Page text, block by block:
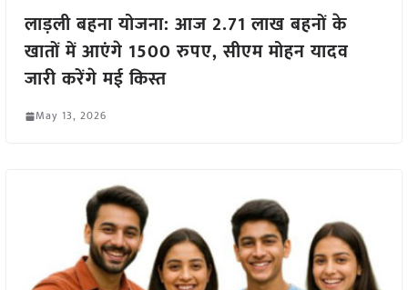
लाड़ली बहना योजना: आज 2.71 लाख बहनों के
खातों में आएंगे 1500 रुपए, सीएम मोहन यादव
जारी करेंगे मई किस्त
May 13, 2026